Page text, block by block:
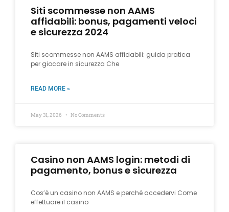
Siti scommesse non AAMS
affidabili: bonus, pagamenti veloci
e sicurezza 2024
Siti scommesse non AAMS affidabili: guida pratica
per giocare in sicurezza Che
READ MORE »
May 31, 2026 No Comments
Casino non AAMS login: metodi di
pagamento, bonus e sicurezza
Cos’è un casino non AAMS e perché accedervi Come
effettuare il casino